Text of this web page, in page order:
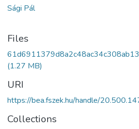
Sági Pál
Files
(1.27 MB)
URI
https://bea.fszek.hu/handle/
Collections